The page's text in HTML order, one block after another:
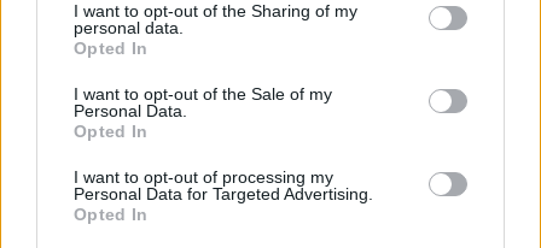
I want to opt-out of the Sharing of my
personal data.
Opted In
I want to opt-out of the Sale of my
Personal Data.
Opted In
I want to opt-out of processing my
Personal Data for Targeted Advertising.
Opted In